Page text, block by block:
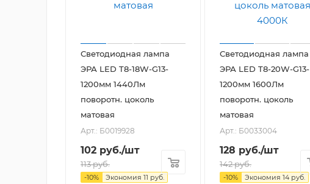
Светодиодная лампа
ЭРА LED T8-18W-G13-
1200мм 1440Лм
поворотн. цоколь
матовая
Арт.: Б0019928
102 руб./шт
113руб.
-10% Экономия 11 руб.
Светодиодная лампа
ЭРА LED T8-20W-G13-
1200мм 1600Лм
поворотн. цоколь
матовая
Арт.: Б0033004
128 руб./шт
142руб.
-10% Экономия 14 руб.